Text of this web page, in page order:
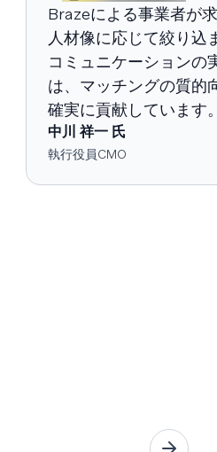
Brazeによる事業者が
人材像に応じて絞り込
コミュニケーションの
は、マッチングの質的
確実に貢献しています
中川 祥一 氏
執行役員CMO